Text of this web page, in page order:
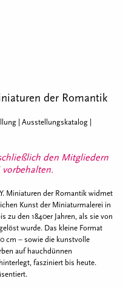
der Romantik
| Ausstellungskatalog |
den Mitgliedern
vorbehalten.
Miniaturen der Romantik widmet
Kunst der Miniaturmalerei in
zu den 1840er Jahren, als sie von
wurde. Das kleine Format
cm – sowie die kunstvolle
auf hauchdünnen
fasziniert bis heute.